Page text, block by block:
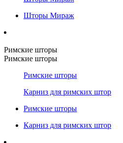
Шторы Мираж
Римские шторы
Римские шторы
Римские шторы
Карниз для римских штор
Римские шторы
Карниз для римских штор